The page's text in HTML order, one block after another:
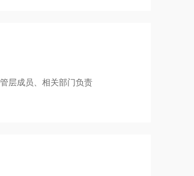
层成员、相关部门负责